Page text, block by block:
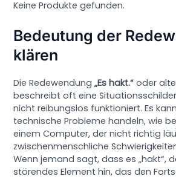
Keine Produkte gefunden.
Bedeutung der
klären
Die Redewendung„Es hakt.“ oder
beschreibt oft eine
nicht reibungslos funktioniert. Es
technische Probleme handeln, wie
einem Computer, der nicht richtig
zwischenmenschliche
Wenn jemand sagt, dass es „hakt“,
störendes Element hin, das den